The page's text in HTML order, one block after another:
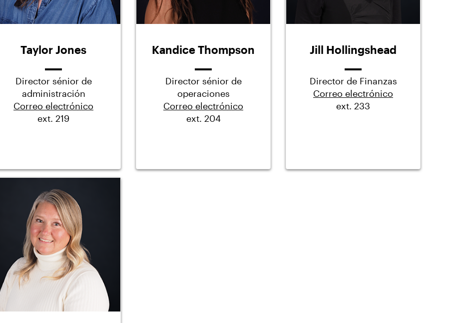
Taylor Jones
Director sénior de
administración
Correo electrónico
ext. 219
Kandice Thompson
Director sénior de
operaciones
Correo electrónico
ext. 204
Jill Hollingshead
Director de Finanzas
Correo electrónico
ext. 233